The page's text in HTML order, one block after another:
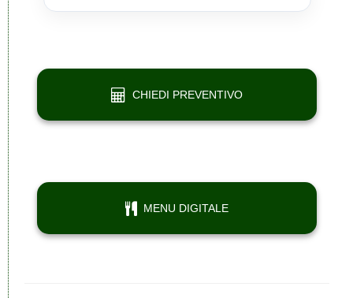
CHIEDI PREVENTIVO
MENU DIGITALE